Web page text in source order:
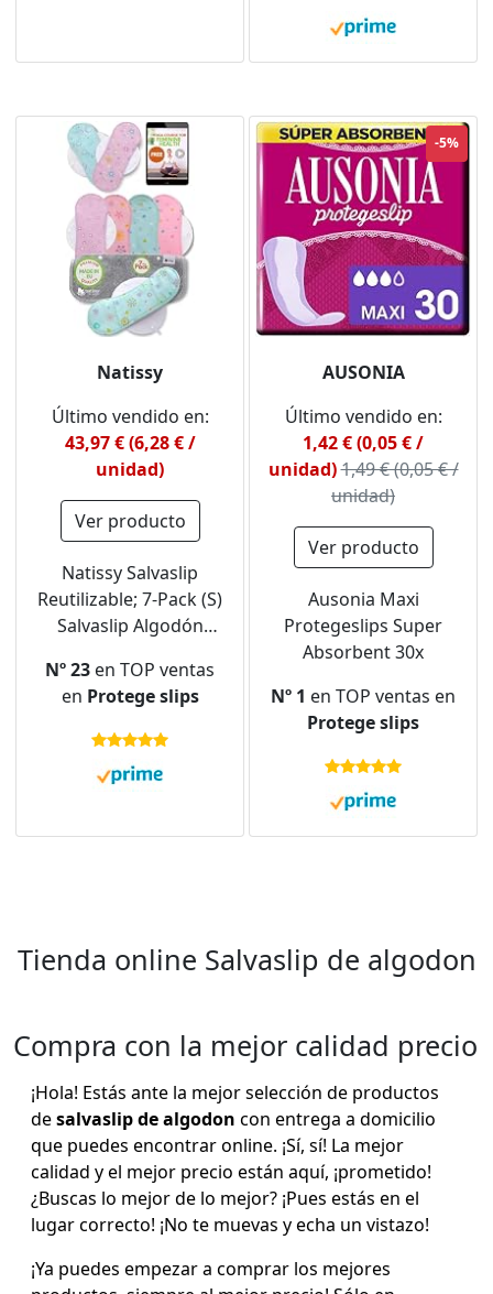
Natissy
Último vendido en:
43,97 € (6,28 € /
unidad)
Ver producto
Natissy Salvaslip
Reutilizable; 7-Pack (S)
Salvaslip Algodón
LA UE; Compresas
Lavables Sanitarias sin
PUL; Salvaslip Tela
flujo blanco, NO para
Nº 23 en TOP ventas
en Protege slips
-5%
AUSONIA
Último vendido en:
1,42 € (0,05 € /
unidad)1,49 € (0,05 € /
unidad)
Ver producto
Ausonia Maxi
Protegeslips Super
Absorbent 30x
Nº 1 en TOP ventas en
Protege slips
Tienda online Salvaslip de algodon
Compra con la mejor calidad precio
¡Hola! Estás ante la mejor selección de productos
desalvaslip de algodon con entrega a domicilio
que puedes encontrar online. ¡Sí, sí! La mejor
calidad y el mejor precio están aquí, ¡prometido!
¿Buscas lo mejor de lo mejor? ¡Pues estás en el
lugar correcto! ¡No te muevas y echa un vistazo!
¡Ya puedes empezar a comprar los mejores